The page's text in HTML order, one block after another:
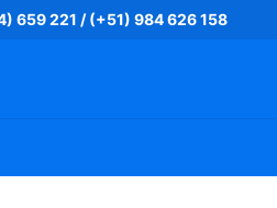
659 221 /(+51) 984 626 158